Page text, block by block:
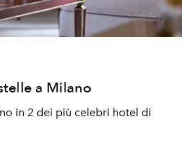
a Milano
in 2 dei più celebri hotel di